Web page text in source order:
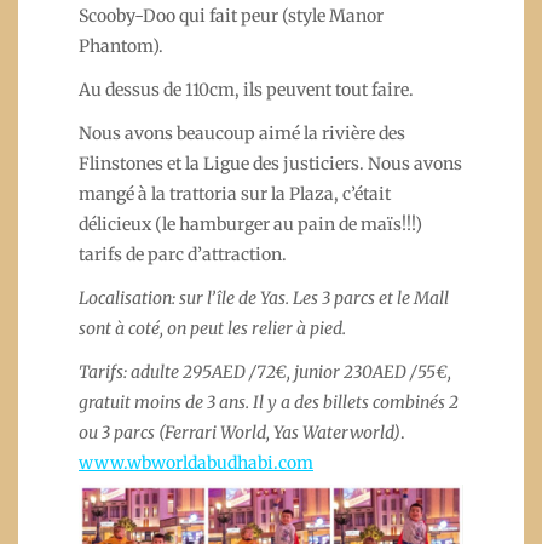
Scooby-Doo qui fait peur (style Manor
Phantom).
Au dessus de 110cm, ils peuvent tout faire.
Nous avons beaucoup aimé la rivière des
Flinstones et la Ligue des justiciers. Nous avons
mangé à la trattoria sur la Plaza, c’était
délicieux (le hamburger au pain de maïs!!!)
tarifs de parc d’attraction.
Localisation: sur l’île de Yas. Les 3 parcs et le Mall
sont à coté, on peut les relier à pied.
Tarifs: adulte 295AED /72€, junior 230AED /55€,
gratuit moins de 3 ans. Il y a des billets combinés 2
ou 3 parcs (Ferrari World, Yas Waterworld).
www.wbworldabudhabi.com